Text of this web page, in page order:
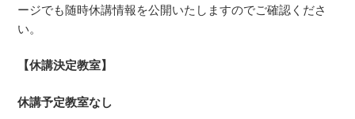
ージでも随時休講情報を公開いたしますのでご確認くださ
い。
【休講決定教室】
休講予定教室なし